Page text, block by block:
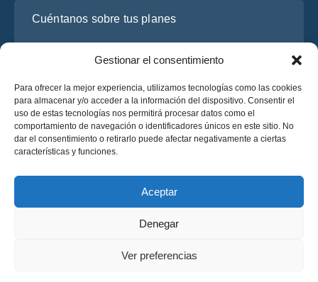
Gestionar el consentimiento
Para ofrecer la mejor experiencia, utilizamos tecnologías como las cookies
para almacenar y/o acceder a la información del dispositivo. Consentir el
uso de estas tecnologías nos permitirá procesar datos como el
comportamiento de navegación o identificadores únicos en este sitio. No
dar el consentimiento o retirarlo puede afectar negativamente a ciertas
características y funciones.
Aceptar
Denegar
Ver preferencias
He leído y acepto la
Solicite un presupuesto
Solicite un presupuesto